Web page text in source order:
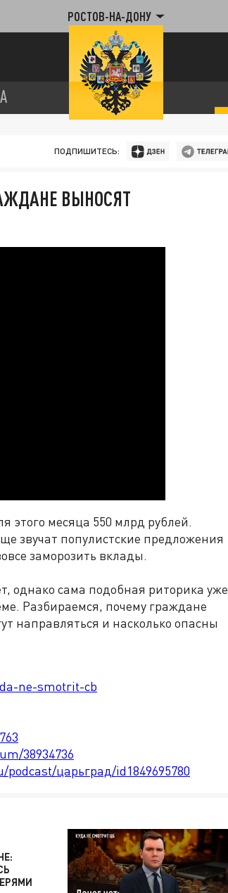
РОСТОВ-НА-ДОНУ
ПОДПИШИТЕСЬ:
ВЫНОСЯТ
этого месяца 550 млрд рублей.
звучат популистские предложения
заморозить вклады.
однако сама подобная риторика уже
Разбираемся, почему граждане
направляться и насколько опасны
ne-smotrit-cb
38934736
царьград/id1849695780